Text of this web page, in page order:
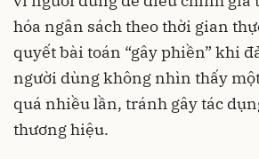
hóa ngân sách theo thời gian
quyết bài toán “gây phiền” khi
người dùng không nhìn thấy
quá nhiều lần, tránh gây tác
thương hiệu.